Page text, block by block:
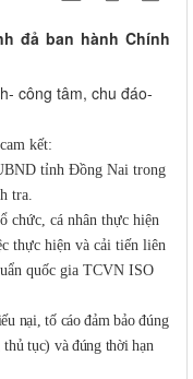
đả ban hành Chính
công tâm, chu đáo-
kết:
tỉnh Đồng Nai trong
tra.
chức, cá nhân thực hiện
thực hiện và cải tiến liên
quốc gia TCVN ISO
nại ,tố cáo đảm bảo đúng
tục) và đúngthời hạn